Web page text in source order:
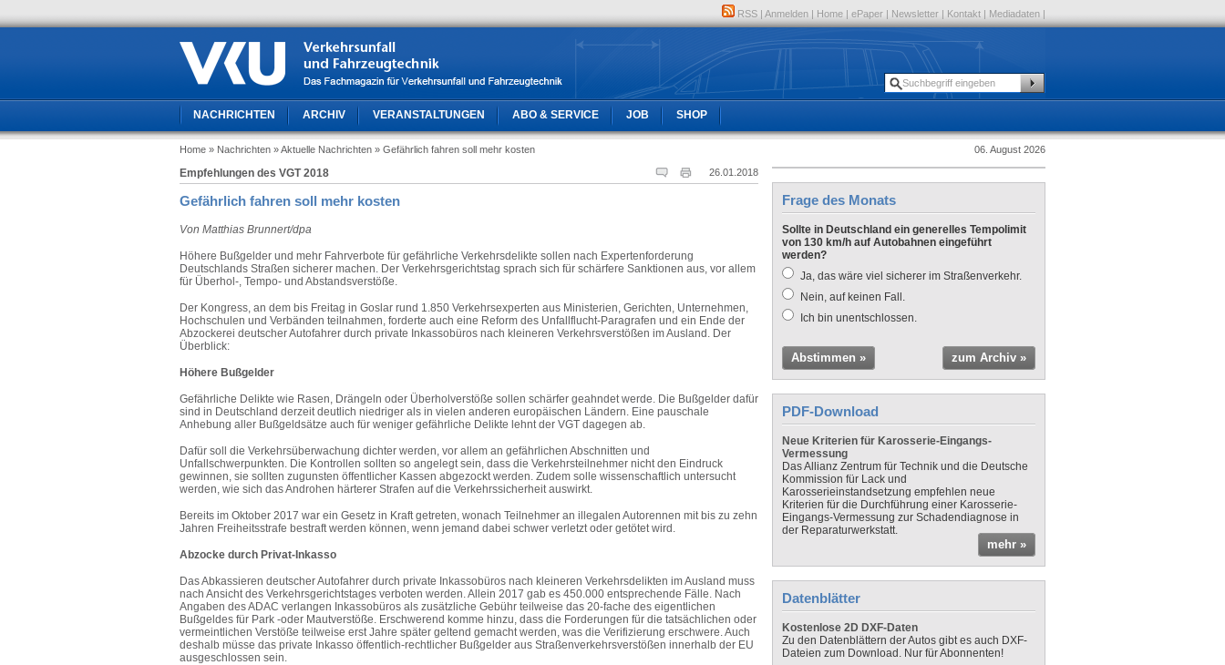
RSS | Anmelden | Home | ePaper | Newsletter | Kontakt | Mediadaten |
NACHRICHTEN ARCHIV VERANSTALTUNGEN ABO & SERVICE JOB SHOP
Home » Nachrichten » Aktuelle Nachrichten » Gefährlich fahren soll mehr kosten 06. August 2026
26.01.2018
Empfehlungen des VGT 2018
Gefährlich fahren soll mehr kosten
Von Matthias Brunnert/dpa
Höhere Bußgelder und mehr Fahrverbote für gefährliche Verkehrsdelikte sollen nach Expertenforderung
Deutschlands Straßen sicherer machen. Der Verkehrsgerichtstag sprach sich für schärfere Sanktionen aus, vor allem
für Überhol-, Tempo- und Abstandsverstöße.
Der Kongress, an dem bis Freitag in Goslar rund 1.850 Verkehrsexperten aus Ministerien, Gerichten, Unternehmen,
Hochschulen und Verbänden teilnahmen, forderte auch eine Reform des Unfallflucht-Paragrafen und ein Ende der
Abzockerei deutscher Autofahrer durch private Inkassobüros nach kleineren Verkehrsverstößen im Ausland. Der
Überblick:
Höhere Bußgelder
Gefährliche Delikte wie Rasen, Drängeln oder Überholverstöße sollen schärfer geahndet werde. Die Bußgelder dafür
sind in Deutschland derzeit deutlich niedriger als in vielen anderen europäischen Ländern. Eine pauschale
Anhebung aller Bußgeldsätze auch für weniger gefährliche Delikte lehnt der VGT dagegen ab.
Dafür soll die Verkehrsüberwachung dichter werden, vor allem an gefährlichen Abschnitten und
Unfallschwerpunkten. Die Kontrollen sollten so angelegt sein, dass die Verkehrsteilnehmer nicht den Eindruck
gewinnen, sie sollten zugunsten öffentlicher Kassen abgezockt werden. Zudem solle wissenschaftlich untersucht
werden, wie sich das Androhen härterer Strafen auf die Verkehrssicherheit auswirkt.
Bereits im Oktober 2017 war ein Gesetz in Kraft getreten, wonach Teilnehmer an illegalen Autorennen mit bis zu zehn
Jahren Freiheitsstrafe bestraft werden können, wenn jemand dabei schwer verletzt oder getötet wird.
Abzocke durch Privat-Inkasso
Das Abkassieren deutscher Autofahrer durch private Inkassobüros nach kleineren Verkehrsdelikten im Ausland muss
nach Ansicht des Verkehrsgerichtstages verboten werden. Allein 2017 gab es 450.000 entsprechende Fälle. Nach
Angaben des ADAC verlangen Inkassobüros als zusätzliche Gebühr teilweise das 20-fache des eigentlichen
Bußgeldes für Park -oder Mautverstöße. Erschwerend komme hinzu, dass die Forderungen für die tatsächlichen oder
vermeintlichen Verstöße teilweise erst Jahre später geltend gemacht werden, was die Verifizierung erschwere. Auch
deshalb müsse das private Inkasso öffentlich-rechtlicher Bußgelder aus Straßenverkehrsverstößen innerhalb der EU
ausgeschlossen sein.
Frage des Monats
Sollte in Deutschland ein generelles Tempolimit
von 130 km/h auf Autobahnen eingeführt
werden?
Ja, das wäre viel sicherer im Straßenverkehr.
Nein, auf keinen Fall.
Ich bin unentschlossen.
Abstimmen » zum Archiv »
PDF-Download
Neue Kriterien für Karosserie-Eingangs-
Vermessung
Das Allianz Zentrum für Technik und die Deutsche
Kommission für Lack und
Karosserieinstandsetzung empfehlen neue
Kriterien für die Durchführung einer Karosserie-
Eingangs-Vermessung zur Schadendiagnose in
der Reparaturwerkstatt.
mehr »
Datenblätter
Kostenlose 2D DXF-Daten
Zu den Datenblättern der Autos gibt es auch DXF-
Dateien zum Download. Nur für Abonnenten!